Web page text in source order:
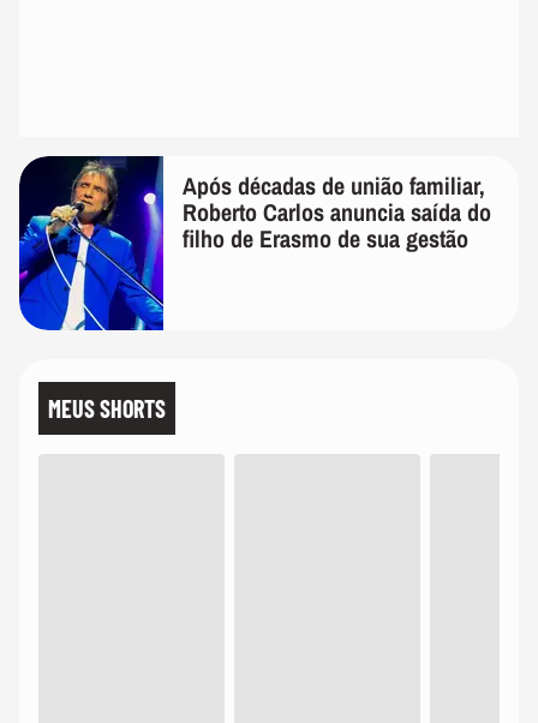
Após décadas de união familiar,
Roberto Carlos anuncia saída do
filho de Erasmo de sua gestão
MEUS SHORTS